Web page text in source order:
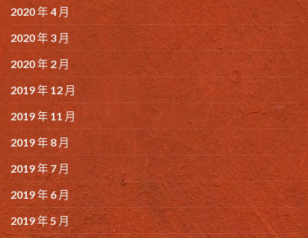
2020 年 4 月
2020 年 3 月
2020 年 2 月
2019 年 12 月
2019 年 11 月
2019 年 8 月
2019 年 7 月
2019 年 6 月
2019 年 5 月